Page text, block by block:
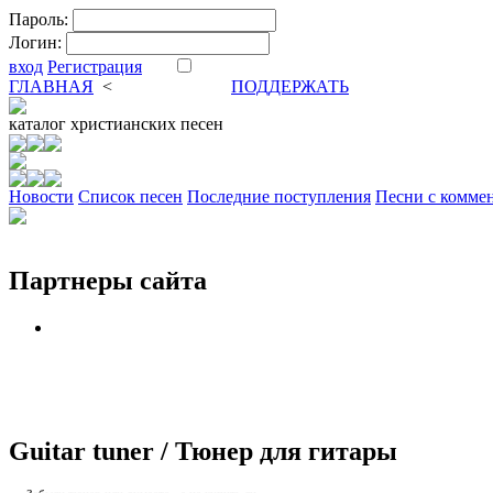
Пароль:
Логин:
вход Регистрация
ГЛАВНАЯ <
ПОДДЕРЖАТЬ
каталог христианских песен
Новости Cписок песен Последние поступления Песни с
Партнеры сайта
Guitar tuner / Тюнер для гитары